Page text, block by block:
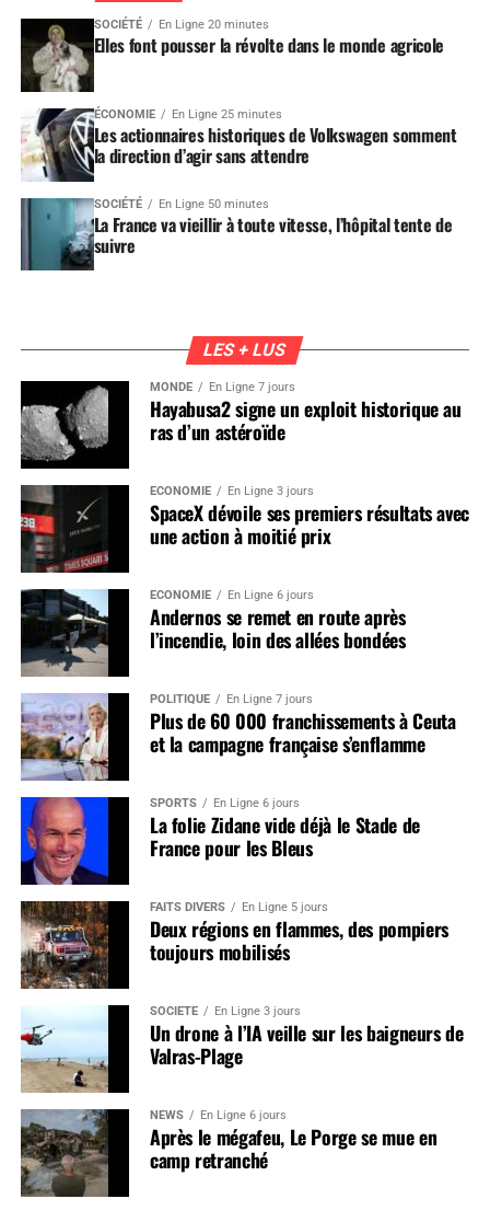
SOCIÉTÉ En Ligne 20 minutes
Elles font pousser la révolte dans le monde agricole
ÉCONOMIE En Ligne 25 minutes
Les actionnaires historiques de Volkswagen somment
la direction d’agir sans attendre
SOCIÉTÉ En Ligne 50 minutes
La France va vieillir à toute vitesse, l’hôpital tente de
suivre
LES + LUS
MONDE En Ligne 7 jours
Hayabusa2 signe un exploit historique au
ras d’un astéroïde
ÉCONOMIE En Ligne 3 jours
SpaceX dévoile ses premiers résultats avec
une action à moitié prix
ÉCONOMIE En Ligne 6 jours
Andernos se remet en route après
l’incendie, loin des allées bondées
POLITIQUE En Ligne 7 jours
Plus de 60 000 franchissements à Ceuta
et la campagne française s’enflamme
SPORTS En Ligne 6 jours
La folie Zidane vide déjà le Stade de
France pour les Bleus
FAITS DIVERS En Ligne 5 jours
Deux régions en flammes, des pompiers
toujours mobilisés
SOCIÉTÉ En Ligne 3 jours
Un drone à l’IA veille sur les baigneurs de
Valras-Plage
NEWS En Ligne 6 jours
Après le mégafeu, Le Porge se mue en
camp retranché